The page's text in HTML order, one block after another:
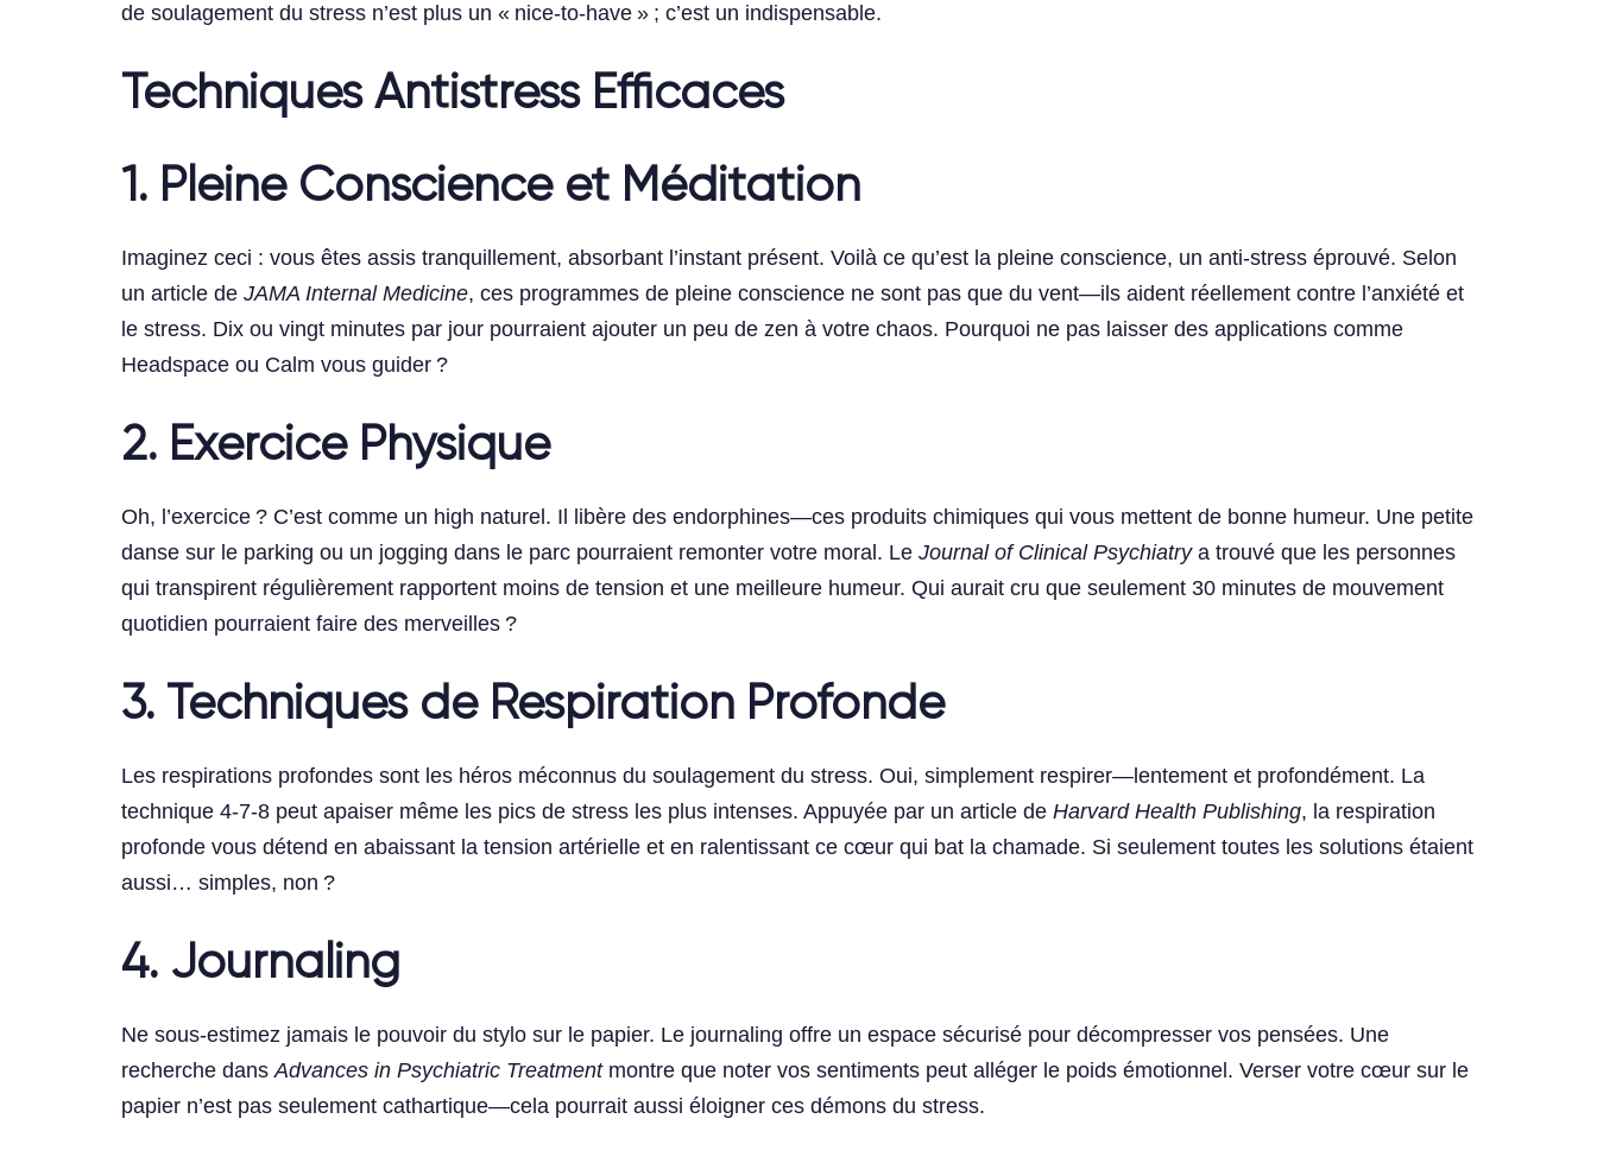
de soulagement du stress n’est plus un « nice-to-have » ; c’est un indispensable.
Techniques Antistress Efficaces
1. Pleine Conscience et Méditation
Imaginez ceci : vous êtes assis tranquillement, absorbant l’instant présent. Voilà ce qu’est la pleine conscience, un anti-stress éprouvé. Selon
un article de JAMA Internal Medicine, ces programmes de pleine conscience ne sont pas que du vent—ils aident réellement contre l’anxiété et
le stress. Dix ou vingt minutes par jour pourraient ajouter un peu de zen à votre chaos. Pourquoi ne pas laisser des applications comme
Headspace ou Calm vous guider ?
2. Exercice Physique
Oh, l’exercice ? C’est comme un high naturel. Il libère des endorphines—ces produits chimiques qui vous mettent de bonne humeur. Une petite
danse sur le parking ou un jogging dans le parc pourraient remonter votre moral. Le Journal of Clinical Psychiatrya trouvé que les personnes
qui transpirent régulièrement rapportent moins de tension et une meilleure humeur. Qui aurait cru que seulement 30 minutes de mouvement
quotidien pourraient faire des merveilles ?
3. Techniques de Respiration Profonde
Les respirations profondes sont les héros méconnus du soulagement du stress. Oui, simplement respirer—lentement et profondément. La
technique 4-7-8 peut apaiser même les pics de stress les plus intenses. Appuyée par un article de Harvard Health Publishing, la respiration
profonde vous détend en abaissant la tension artérielle et en ralentissant ce cœur qui bat la chamade. Si seulement toutes les solutions étaient
aussi… simples, non ?
4. Journaling
Ne sous-estimez jamais le pouvoir du stylo sur le papier. Le journaling offre un espace sécurisé pour décompresser vos pensées. Une
recherche dansAdvances in Psychiatric Treatmentmontre que noter vos sentiments peut alléger le poids émotionnel. Verser votre cœur sur le
papier n’est pas seulement cathartique—cela pourrait aussi éloigner ces démons du stress.